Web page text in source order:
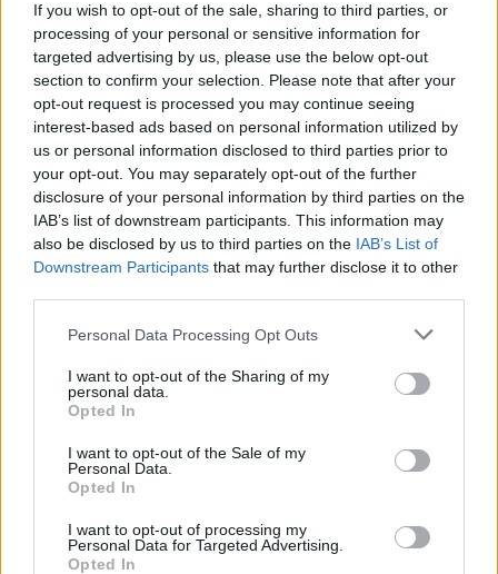
If you wish to opt-out of the sale, sharing to third parties, or
processing of your personal or sensitive information for
targeted advertising by us, please use the below opt-out
section to confirm your selection. Please note that after your
opt-out request is processed you may continue seeing
interest-based ads based on personal information utilized by
us or personal information disclosed to third parties prior to
your opt-out. You may separately opt-out of the further
disclosure of your personal information by third parties on the
IAB’s list of downstream participants. This information may
also be disclosed by us to third parties on the IAB’s List of
Downstream Participants that may further disclose it to other
Personal Data Processing Opt Outs
I want to opt-out of the Sharing of my
personal data.
Opted In
I want to opt-out of the Sale of my
Personal Data.
Opted In
I want to opt-out of processing my
Personal Data for Targeted Advertising.
Opted In
JoseTTR
Publicado
Yo hace mas de 3 alñois que lo compre, y ya ni se acuerdan de
PEro tengo un amigo en Audi y esta semana pruebo un RS&
Por finnnnn